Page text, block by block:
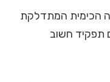
הכימית המתדלקת
תפקיד חשוב